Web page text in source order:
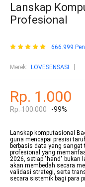
Lanskap
Profesional
666.999
Merek: LOVESENSASI
Rp. 1.000
Rp. 100.000 -99%
Lanskap komputasional
guna mencapai presisi
berbasis data yang
profesional yang
2026, setiap "hand" bukan
akan membedah secara
validasi strategi, serta
secara sistemik bagi para